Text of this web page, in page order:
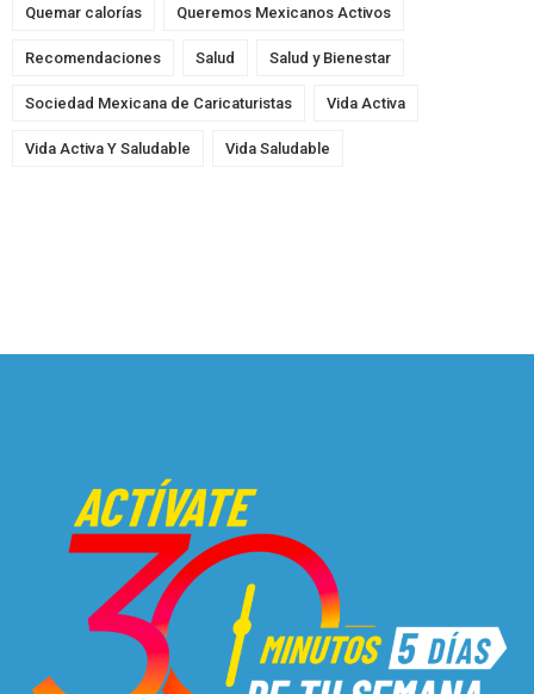
Quemar calorías Queremos Mexicanos Activos
Recomendaciones Salud Salud y Bienestar
Sociedad Mexicana de Caricaturistas Vida Activa
Vida Activa Y Saludable Vida Saludable